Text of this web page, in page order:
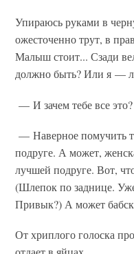
Упираюсь руками в
ожесточенно трут, в
Малыш стоит... Сзади
должно быть? Или я —
— И зачем тебе все это?
— Наверное помучить
подруге. А может,
лучшей подруге. Вот,
(Шлепок по заднице.
Привык?) А может
От хриплого голоска